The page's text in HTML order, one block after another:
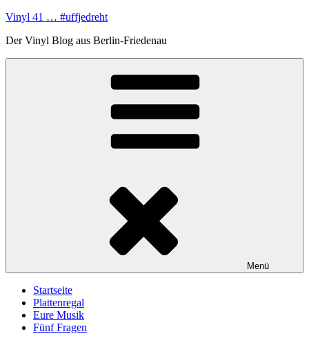
Zum
springen
Vinyl 41 … #uffjedreht
Der Vinyl Blog aus Berlin-Friedenau
Menü
Startseite
Plattenregal
Eure Musik
Fünf Fragen